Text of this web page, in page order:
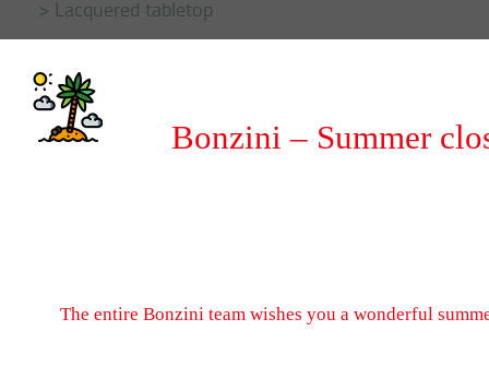
Lacquered tabletop
Bonzini – Summer
The entire Bonzini team wishes you a wonderful